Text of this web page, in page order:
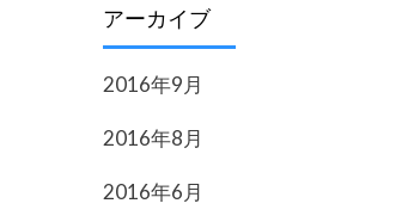
アーカイブ
2016年9月
2016年8月
2016年6月